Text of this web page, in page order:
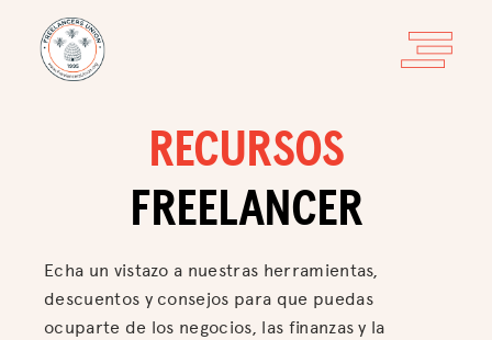
RECURSOS
FREELANCER
Echa un vistazo a nuestras herramientas,
descuentos y consejos para que puedas
ocuparte de los negocios, las finanzas y la